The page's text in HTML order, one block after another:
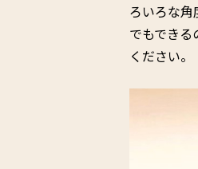
ろいろな角
でもできる
ください。